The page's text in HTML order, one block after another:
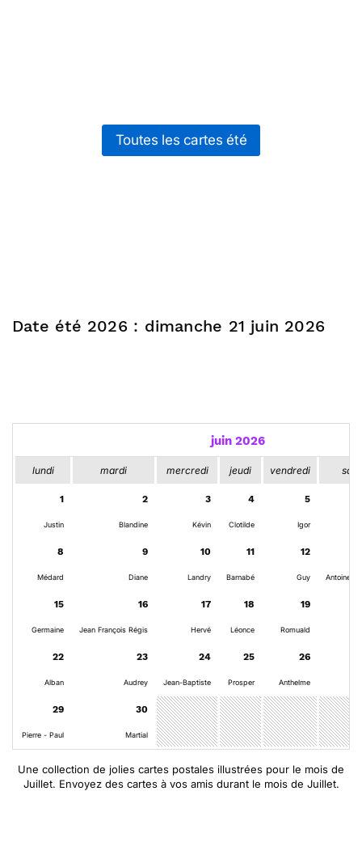
Toutes les cartes été
Date été 2026 : dimanche 21 juin 2026
juin 2026
lundi mardi mercredi jeudi vendredi
1
Justin
2
Blandine
3
Kévin
4
Clotilde
5
Igor
8
Médard
9
Diane
10
Landry
11
Barnabé
12
Guy Antoine
15
Germaine
16
Jean François Régis
17
Hervé
18
Léonce
19
Romuald
22
Alban
23
Audrey
24
Jean-Baptiste
25
Prosper
26
Anthelme
29
Pierre - Paul
30
Martial
Une collection de jolies cartes postales illustrées pour le mois de
Juillet. Envoyez des cartes à vos amis durant le mois de Juillet.